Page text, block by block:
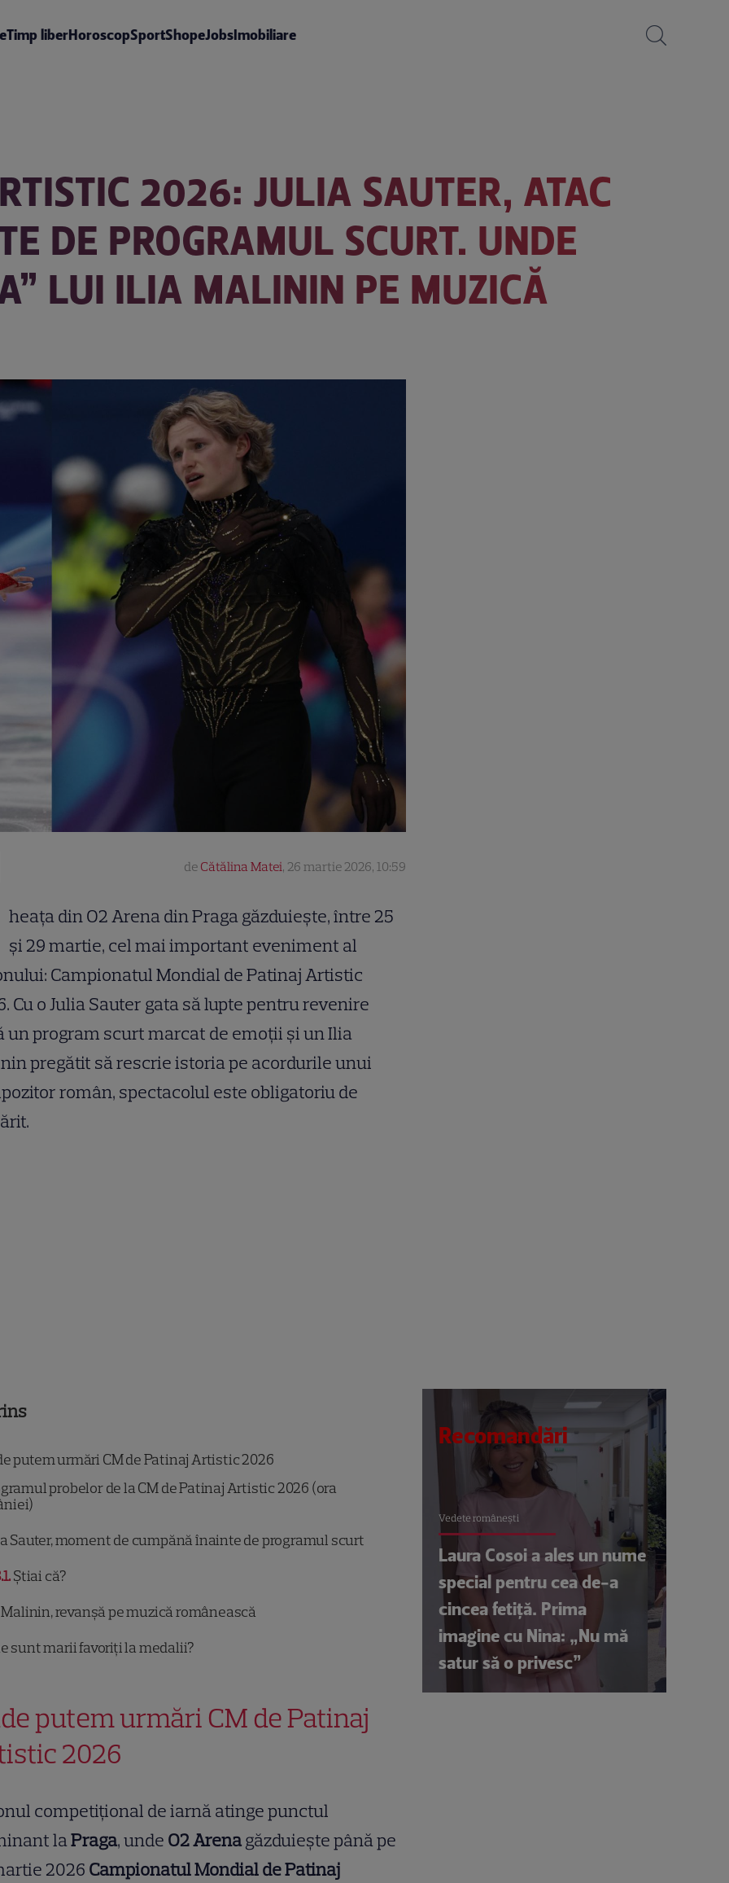
Timp liberHoroscopSportShopeJobsImobiliare
2026: JULIA SAUTER, ATAC
DE PROGRAMUL SCURT. UNDE
LUI ILIA MALININ PE MUZICĂ
de Cătălina Matei, 26 martie 2026, 10:59
heața din O2 Arena din Praga găzduiește, între 25
și 29 martie, cel mai important eveniment al
Campionatul Mondial de Patinaj Artistic
Cu o Julia Sauter gata să lupte pentru revenire
un program scurt marcat de emoții și un Ilia
pregătit să rescrie istoria pe acordurile unui
român, spectacolul este obligatoriu de
putem urmări CM de Patinaj Artistic 2026
probelor de la CM de Patinaj Artistic 2026 (ora
Sauter, moment de cumpănă înainte de programul scurt
Știai că?
revanșă pe muzică românească
sunt marii favoriți la medalii?
putem urmări CM de Patinaj
2026
competițional de iarnă atinge punctul
laPraga, unde O2 Arenagăzduiește până pe
2026 Campionatul Mondial de Patinaj
Recomandări
Vedete româneşti
Laura Cosoi a ales un nume
special pentru cea de-a
cincea fetiță. Prima
imagine cu Nina: „Nu mă
satur să o privesc”